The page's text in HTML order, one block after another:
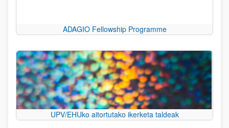
ADAGIO Fellowship Programme
UPV/EHUko aitortutako ikerketa taldeak